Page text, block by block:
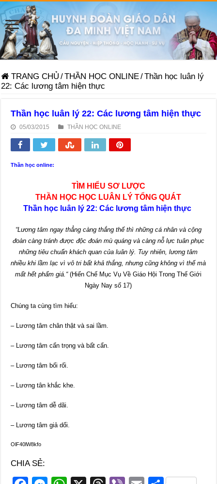
TRANG CHỦ /THẦN HỌC ONLINE/Thần học luân lý
22: Các lương tâm hiện thực
Thần học luân lý 22: Các lương tâm hiện thực
05/03/2015 THẦN HỌC ONLINE
Thần học online:
TÌM HIỂU SƠ LƯỢC
THẦN HỌC HỌC LUÂN LÝ TỔNG QUÁT
Thần học luân lý 22: Các lương tâm hiện thực
“Lương tâm ngay thẳng càng thắng thế thì những cá nhân và cộng
đoàn càng tránh được độc đoán mù quáng và càng nỗ lực tuân phục
những tiêu chuẩn khách quan của luân lý. Tuy nhiên, lương tâm
nhiều khi lầm lạc vì vô tri bất khả thắng, nhưng cũng không vì thế mà
mất hết phẩm giá. “ (Hiến Chế Mục Vụ Về Giáo Hội Trong Thế Giới
Ngày Nay số 17)
Chúng ta cùng tìm hiểu:
– Lương tâm chân thật và sai lầm.
– Lương tâm cẩn trọng và bất cẩn.
– Lương tâm bối rối.
– Lương tân khắc khe.
– Lương tâm dễ dãi.
– Lương tâm giả dối.
OlF40lW8kfo
CHIA SẺ: